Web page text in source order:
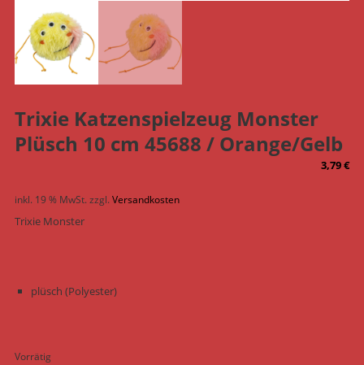
Trixie Katzenspielzeug Monster
Plüsch 10 cm 45688 / Orange/Gelb
3,79€
inkl. 19 % MwSt.zzgl.Versandkosten
Trixie Monster
plüsch (Polyester)
Vorrätig